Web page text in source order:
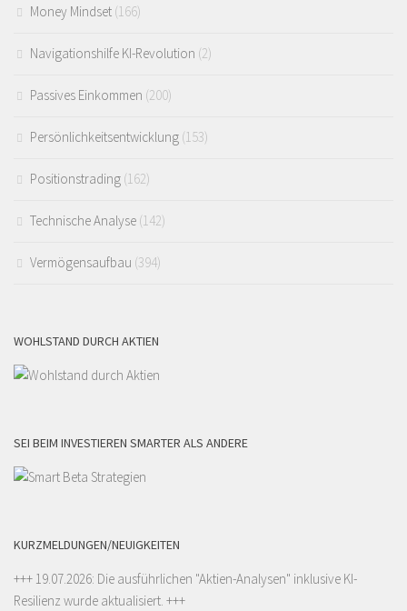
Money Mindset (166)
Navigationshilfe KI-Revolution (2)
Passives Einkommen (200)
Persönlichkeitsentwicklung (153)
Positionstrading (162)
Technische Analyse (142)
Vermögensaufbau (394)
WOHLSTAND DURCH AKTIEN
SEI BEIM INVESTIEREN SMARTER ALS ANDERE
KURZMELDUNGEN/NEUIGKEITEN
+++ 19.07.2026: Die ausführlichen "Aktien-Analysen" inklusive KI-
Resilienz wurde aktualisiert. +++